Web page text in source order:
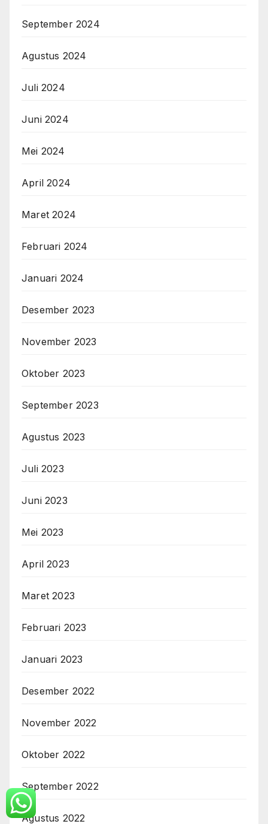
September 2024
Agustus 2024
Juli 2024
Juni 2024
Mei 2024
April 2024
Maret 2024
Februari 2024
Januari 2024
Desember 2023
November 2023
Oktober 2023
September 2023
Agustus 2023
Juli 2023
Juni 2023
Mei 2023
April 2023
Maret 2023
Februari 2023
Januari 2023
Desember 2022
November 2022
Oktober 2022
September 2022
Agustus 2022